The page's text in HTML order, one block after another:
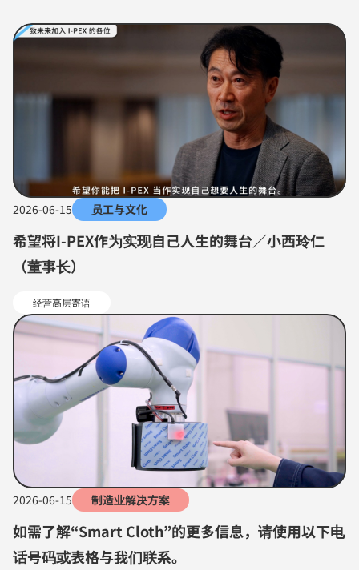
2026-06-15 员工与文化
希望将I-PEX作为实现自己人生的舞台／小西玲仁
（董事长）
经营高层寄语
2026-06-15 制造业解决方案
如需了解“Smart Cloth”的更多信息，请使用以下电
话号码或表格与我们联系。